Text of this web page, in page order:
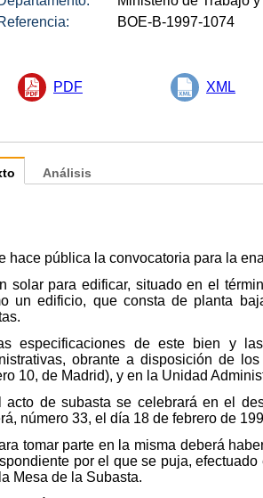
BOE-B-1997-1074
PDF XML
hace pública la convocatoria para la
solar para edificar, situado en el
un edificio, que consta de planta
especificaciones de este bien y
obrante a disposición de
10, de Madrid), y en la Unidad
acto de subasta se celebrará en el
número 33, el día 18 de febrero de
tomar parte en la misma deberá
por el que se puja,
Mesa de la Subasta.
Análisis